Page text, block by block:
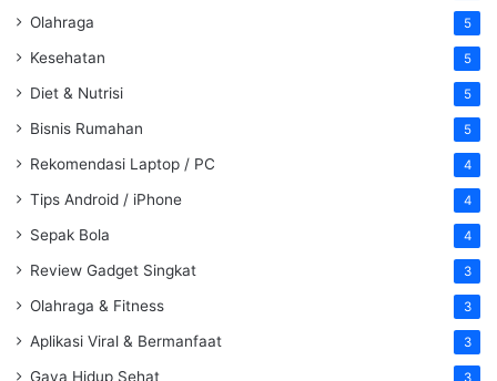
Olahraga 5
Kesehatan 5
Diet & Nutrisi 5
Bisnis Rumahan 5
Rekomendasi Laptop / PC 4
Tips Android / iPhone 4
Sepak Bola 4
Review Gadget Singkat 3
Olahraga & Fitness 3
Aplikasi Viral & Bermanfaat 3
Gaya Hidup Sehat 3